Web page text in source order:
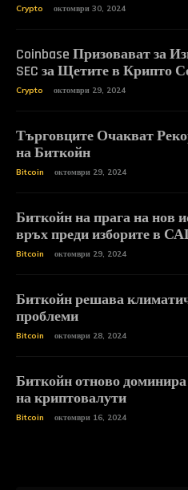
Crypto октомври 30, 2024
Coinbase Призовават за
SEC за Щетите в Крипто
Crypto октомври 29, 2024
Търговците Очакват
на Биткойн
Bitcoin октомври 29, 2024
Биткойн на прага на нов
връх преди изборите в
Bitcoin октомври 29, 2024
Биткойн решава
проблеми
Bitcoin октомври 28, 2024
Биткойн отново доминира
на криптовалути
Bitcoin октомври 16, 2024